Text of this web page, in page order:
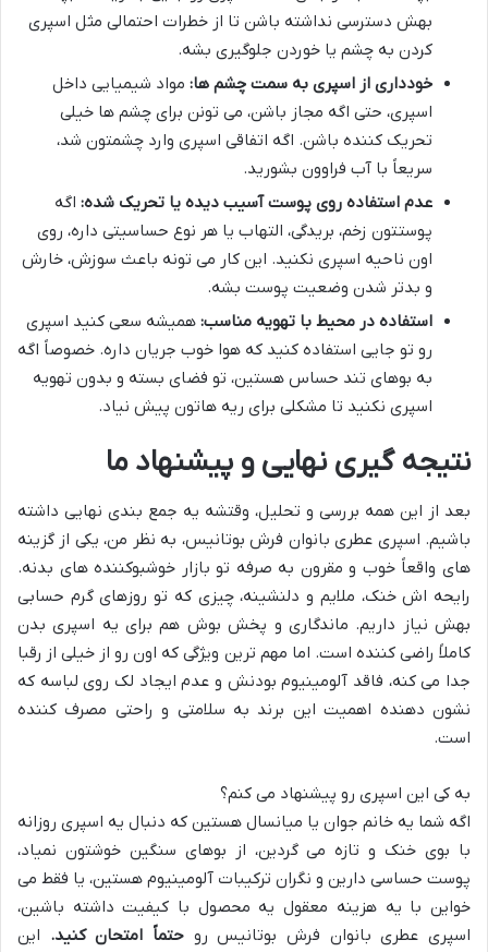
بهش دسترسی نداشته باشن تا از خطرات احتمالی مثل اسپری
کردن به چشم یا خوردن جلوگیری بشه.
خودداری از اسپری به سمت چشم ها: مواد شیمیایی داخل
اسپری، حتی اگه مجاز باشن، می تونن برای چشم ها خیلی
تحریک کننده باشن. اگه اتفاقی اسپری وارد چشمتون شد،
سریعاً با آب فراوون بشورید.
عدم استفاده روی پوست آسیب دیده یا تحریک شده: اگه
پوستتون زخم، بریدگی، التهاب یا هر نوع حساسیتی داره، روی
اون ناحیه اسپری نکنید. این کار می تونه باعث سوزش، خارش
و بدتر شدن وضعیت پوست بشه.
استفاده در محیط با تهویه مناسب: همیشه سعی کنید اسپری
رو تو جایی استفاده کنید که هوا خوب جریان داره. خصوصاً اگه
به بوهای تند حساس هستین، تو فضای بسته و بدون تهویه
اسپری نکنید تا مشکلی برای ریه هاتون پیش نیاد.
نتیجه گیری نهایی و پیشنهاد ما
بعد از این همه بررسی و تحلیل، وقتشه یه جمع بندی نهایی داشته
باشیم. اسپری عطری بانوان فرش بوتانیس، به نظر من، یکی از گزینه
های واقعاً خوب و مقرون به صرفه تو بازار خوشبوکننده های بدنه.
رایحه اش خنک، ملایم و دلنشینه، چیزی که تو روزهای گرم حسابی
بهش نیاز داریم. ماندگاری و پخش بوش هم برای یه اسپری بدن
کاملاً راضی کننده است. اما مهم ترین ویژگی که اون رو از خیلی از رقبا
جدا می کنه، فاقد آلومینیوم بودنش و عدم ایجاد لک روی لباسه که
نشون دهنده اهمیت این برند به سلامتی و راحتی مصرف کننده
است.
به کی این اسپری رو پیشنهاد می کنم؟
اگه شما یه خانم جوان یا میانسال هستین که دنبال یه اسپری روزانه
با بوی خنک و تازه می گردین، از بوهای سنگین خوشتون نمیاد،
پوست حساسی دارین و نگران ترکیبات آلومینیوم هستین، یا فقط می
خواین با یه هزینه معقول یه محصول با کیفیت داشته باشین،
اسپری عطری بانوان فرش بوتانیس رو حتماً امتحان کنید. این